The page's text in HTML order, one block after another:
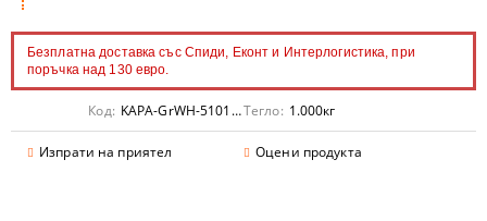
Безплатна доставка със Спиди, Еконт и Интерлогистика, при
поръчка над 130 евро.
Код: KAPA-GrWH-5101520Тегло: 1.000кг
Изпрати на приятел Оцени продукта